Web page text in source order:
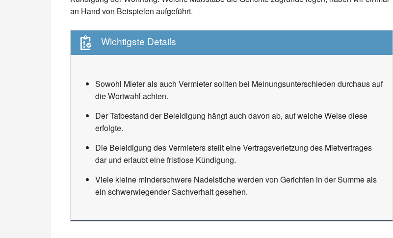
an Hand von Beispielen aufgeführt.
Wichtigste Details
Sowohl Mieter als auch Vermieter sollten bei Meinungsunterschieden durchaus auf
die Wortwahl achten.
Der Tatbestand der Beleidigung hängt auch davon ab, auf welche Weise diese
erfolgte.
Die Beleidigung des Vermieters stellt eine Vertragsverletzung des Mietvertrages
dar und erlaubt eine fristlose Kündigung.
Viele kleine minderschwere Nadelstiche werden von Gerichten in der Summe als
ein schwerwiegender Sachverhalt gesehen.